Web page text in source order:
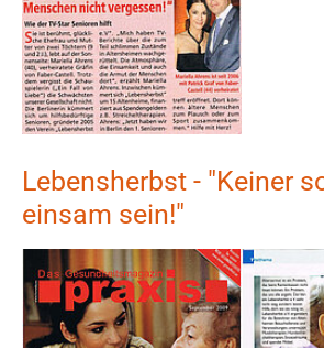
Lebensherbst - "Keiner
einsam sein!"
Show larger version Show